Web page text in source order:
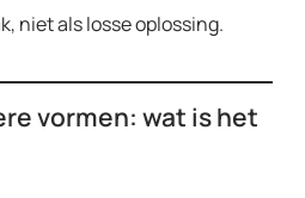
niet als losse oplossing.
vormen: wat is het